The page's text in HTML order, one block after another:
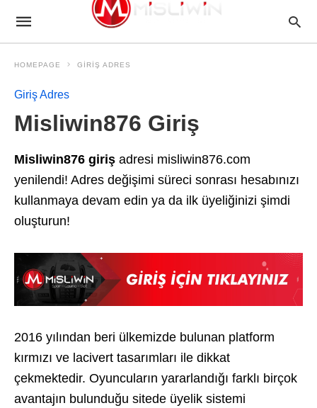
HOMEPAGE GIRIŞ ADRES
Giriş Adres
Misliwin876 Giriş
Misliwin876 giriş adresi misliwin876.com
yenilendi! Adres değişimi süreci sonrası hesabınızı
kullanmaya devam edin ya da ilk üyeliğinizi şimdi
oluşturun!
2016 yılından beri ülkemizde bulunan platform
kırmızı ve lacivert tasarımları ile dikkat
çekmektedir. Oyuncuların yararlandığı farklı birçok
avantajın bulunduğu sitede üyelik sistemi